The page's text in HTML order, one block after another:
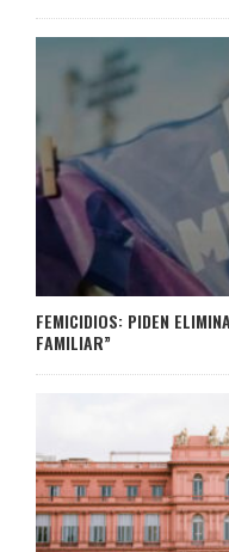
FEMICIDIOS: PIDEN
FAMILIAR”